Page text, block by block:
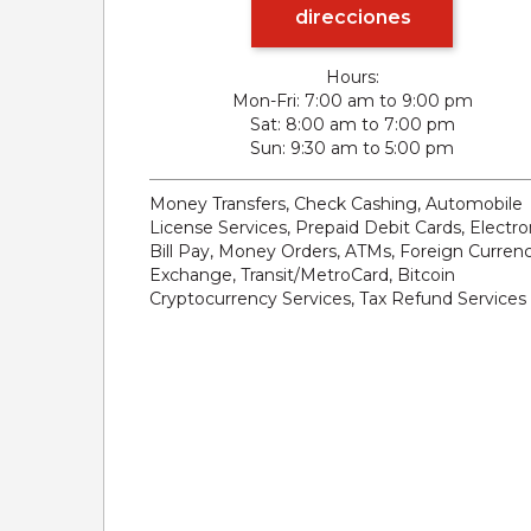
direcciones
Hours:
Mon-Fri 7:00 am to 9:00 pm
Sat 8:00 am to 7:00 pm
Sun 9:30 am to 5:00 pm
Money Transfers, Check Cashing, Automobile
License Services, Prepaid Debit Cards,
Bill Pay, Money Orders, ATMs, Foreign
Exchange, Transit/MetroCard, Bitcoin
Cryptocurrency Services, Tax Refund Services